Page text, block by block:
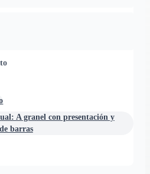
A granel con presentación y
barras